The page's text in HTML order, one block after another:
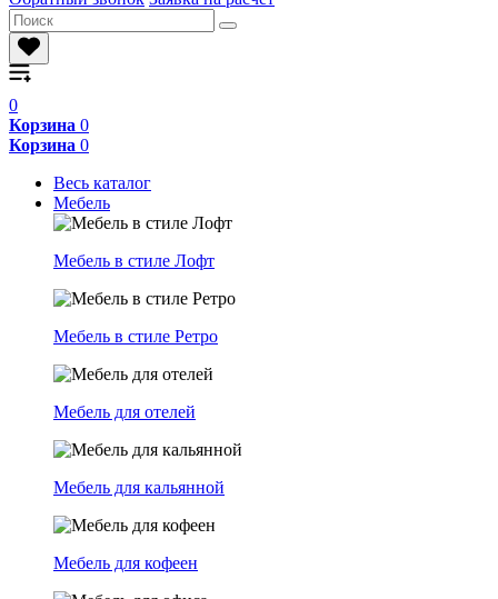
0
Корзина 0
Корзина 0
Весь каталог
Мебель
Мебель в стиле Лофт
Мебель в стиле Ретро
Мебель для отелей
Мебель для кальянной
Мебель для кофеен